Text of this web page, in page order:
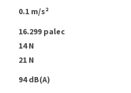
0.1 m/s²
16.299 palec
14 N
21 N
94 dB(A)